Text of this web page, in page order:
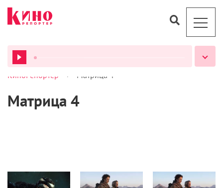
ВСЕ ПОДКАСТЫ
КиноРепортер > Матрица 4
Матрица 4